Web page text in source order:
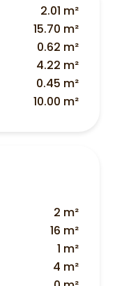
2.01 m²
15.70 m²
0.62 m²
4.22 m²
0.45 m²
10.00 m²
2 m²
16 m²
1 m²
4 m²